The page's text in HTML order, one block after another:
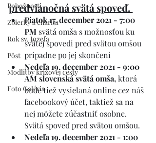
Pobožnosti
Zbierky a charita
Rok sv. Jozefa
Pôst
Modlitby krížovej cesty
Foto Galéria
predvianočná svätá spoveď.
Piatok 17. december 2021 - 7:00
PM svätá omša s možnosťou ku
svätej spovedi pred svätou omšou
prípadne po jej skončení
Nedeľa 19. december 2021 - 9:00
AM slovenská svätá omša, ktorá
bude tiež vysielaná online cez náš
facebookový účet, taktiež sa na
nej môžete zúčastniť osobne.
Svätá spoveď pred svätou omšou.
Nedeľa 19. december 2021 - 1:00